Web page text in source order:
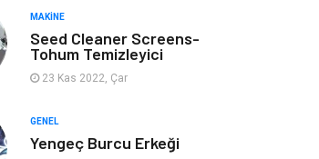
Kaçırmayın
Spor Malzemeleri
MAKINE
Seed Cleaner Screens-
Tohum Temizleyici
23 Kas 2022, Çar
GENEL
Yengeç Burcu Erkeği